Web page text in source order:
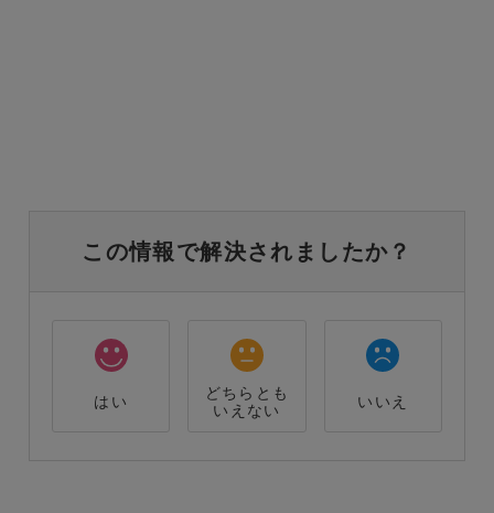
この情報で解決されましたか？
はい
どちらとも
いえない
いいえ